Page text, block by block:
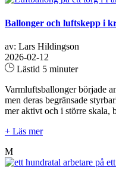
Ballonger och luftskepp i
av: Lars Hildingson
2026-02-12
Lästid 5 minuter
Varmluftsballonger började
men deras begränsade
mer aktivt och i större skala,
+ Läs mer
M